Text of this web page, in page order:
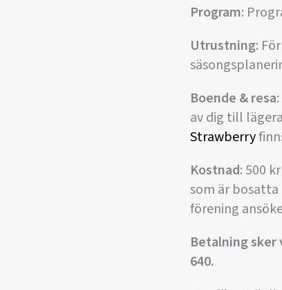
Program:
Utrustning:
Boende & resa
av dig till
Strawberry
Kostnad: 500
som är
förening
Betalning sker
640.